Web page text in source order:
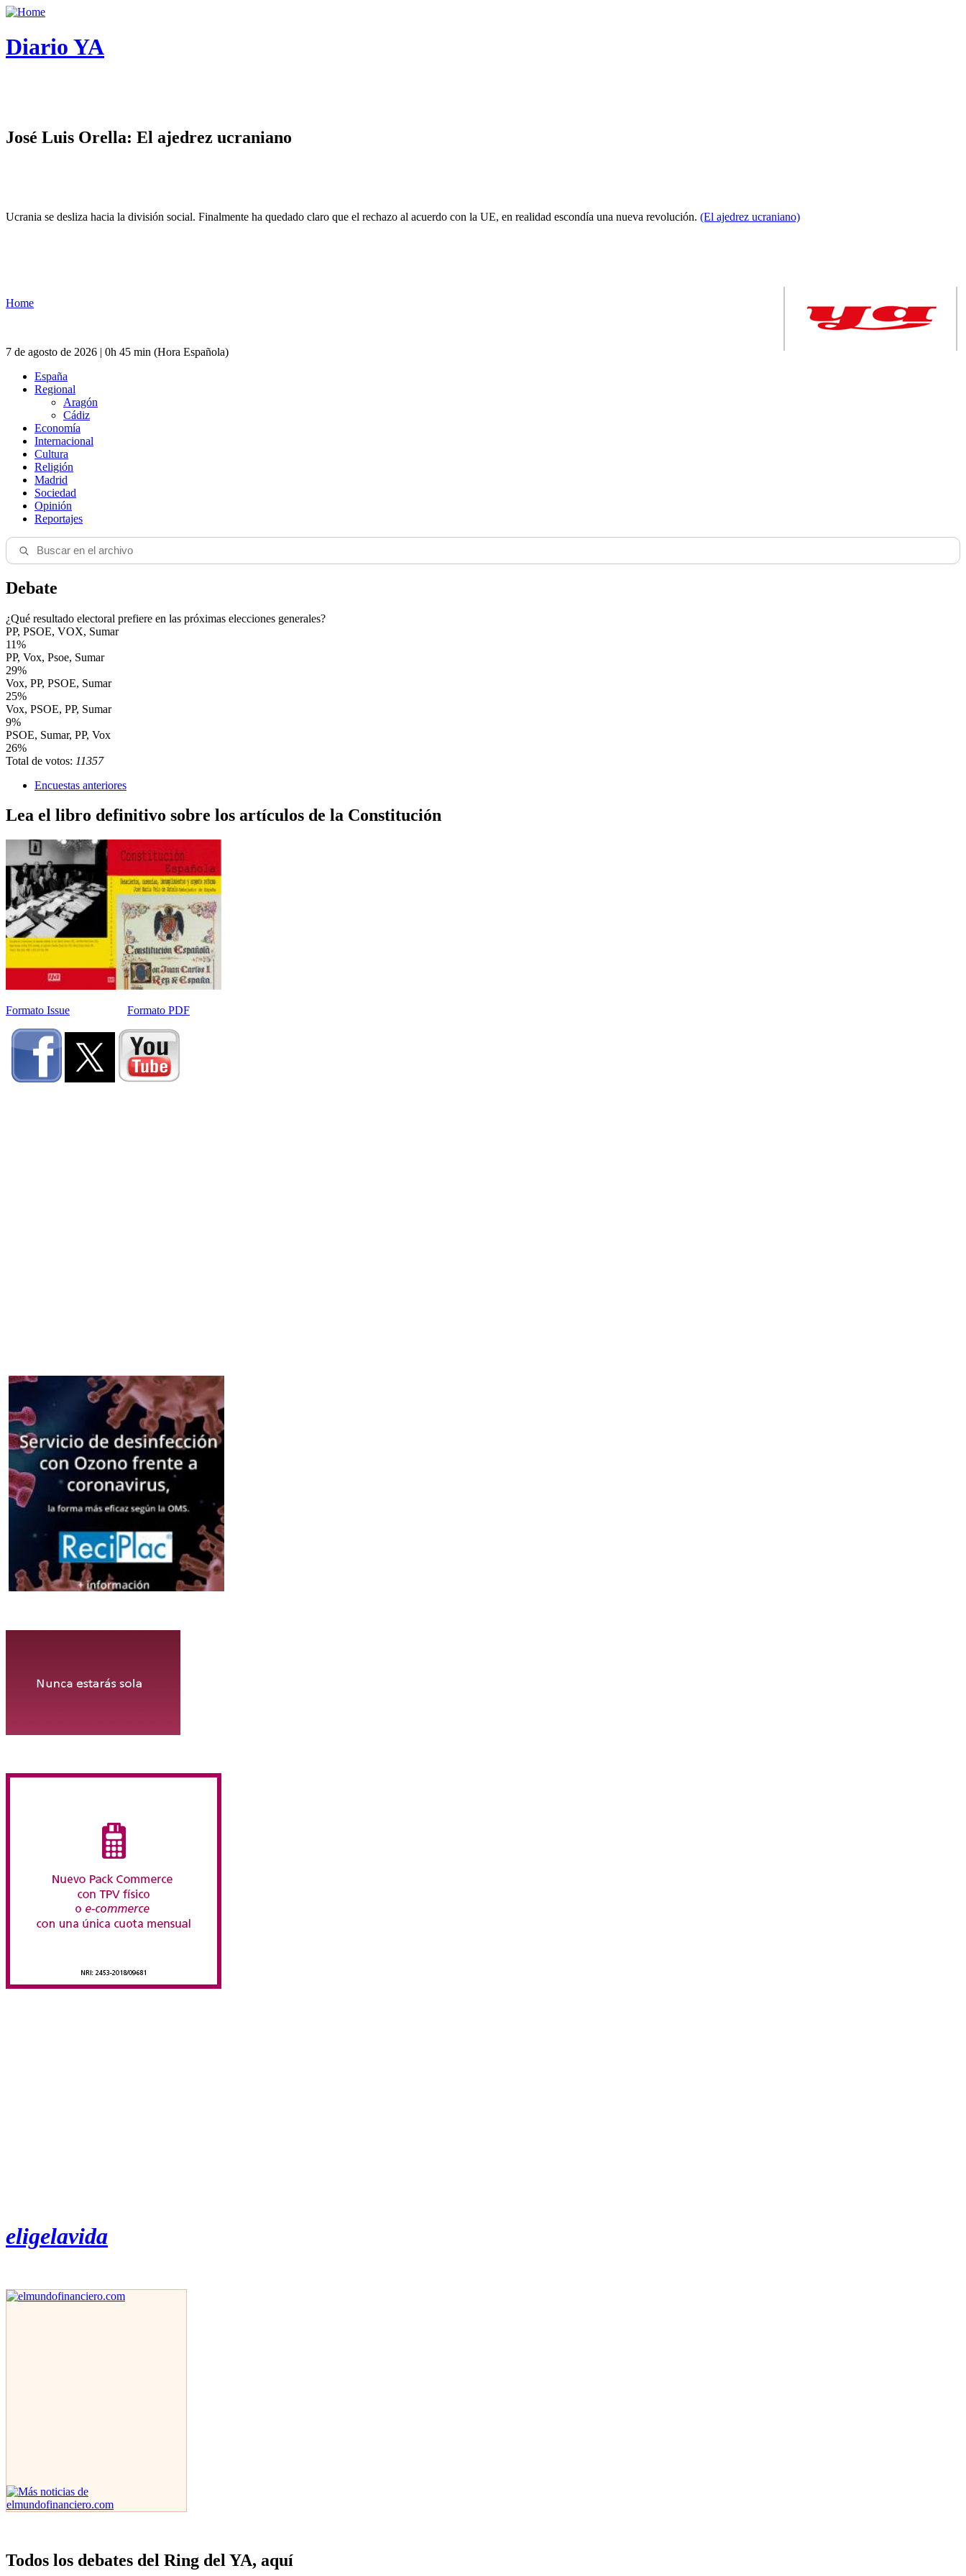
Diario YA
José Luis Orella: El ajedrez ucraniano
Ucrania se desliza hacia la división social. Finalmente ha quedado claro que el rechazo al acuerdo con la UE, en realidad escondía una nueva revolución. (El ajedrez ucraniano)
Home
7 de agosto de 2026 | 0h 45 min (Hora Española)
España
Regional
Aragón
Cádiz
Economía
Internacional
Cultura
Religión
Madrid
Sociedad
Opinión
Reportajes
Debate
¿Qué resultado electoral prefiere en las próximas elecciones generales?
PP, PSOE, VOX, Sumar
11%
PP, Vox, Psoe, Sumar
29%
Vox, PP, PSOE, Sumar
25%
Vox, PSOE, PP, Sumar
9%
PSOE, Sumar, PP, Vox
26%
Total de votos: 11357
Encuestas anteriores
Lea el libro definitivo sobre los artículos de la Constitución
Formato Issue Formato PDF
eligelavida
Todos los debates del Ring del YA, aquí